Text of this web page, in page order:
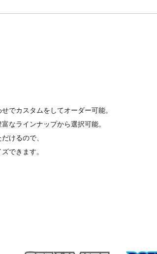
でカスタムをしてオーダー可能。
なラインナップから選択可能。
けるので、
できます。